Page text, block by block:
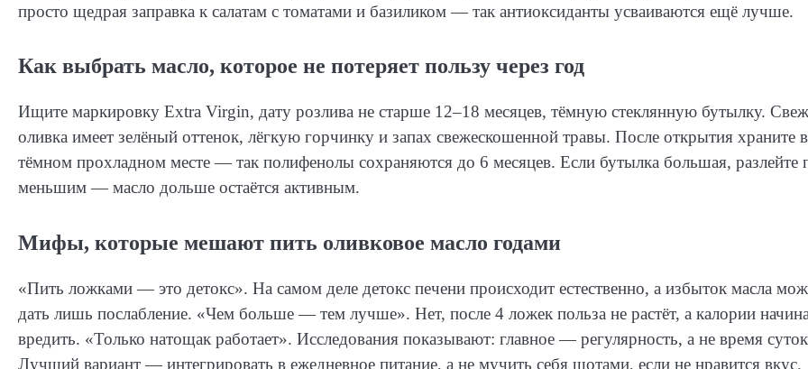
просто щедрая заправка к салатам с томатами и базиликом — так антиоксиданты усваиваются ещё лучше.
Как выбрать масло, которое не потеряет пользу через год
Ищите маркировку Extra Virgin, дату розлива не старше 12–18 месяцев, тёмную стеклянную бутылку.
оливка имеет зелёный оттенок, лёгкую горчинку и запах свежескошенной травы. После открытия храните в
тёмном прохладном месте — так полифенолы сохраняются до 6 месяцев. Если бутылка большая, разлейте
меньшим — масло дольше остаётся активным.
Мифы, которые мешают пить оливковое масло годами
«Пить ложками — это детокс». На самом деле детокс печени происходит естественно, а избыток масла
дать лишь послабление. «Чем больше — тем лучше». Нет, после 4 ложек польза не растёт, а калории
вредить. «Только натощак работает». Исследования показывают: главное — регулярность, а не время
Лучший вариант — интегрировать в ежедневное питание, а не мучить себя шотами, если не нравится вкус.